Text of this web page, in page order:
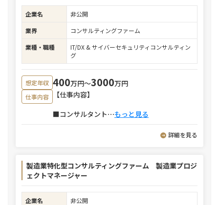
企業名
非公開
業界
コンサルティングファーム
業種・職種
IT/DX & サイバーセキュリティコンサルティン
グ
想定年収 400万円〜3000万円
仕事内容
【仕事内容】
■コンサルタント⋯もっと見る
詳細を見る
製造業特化型コンサルティングファーム 製造業プロジ
ェクトマネージャー
企業名
非公開